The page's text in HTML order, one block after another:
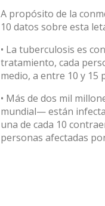
A propósito de la
10 datos sobre esta
• La tuberculosis es
tratamiento, cada
medio, a entre 10 y 15
• Más de dos mil
mundial— están
una de cada 10
personas afectadas